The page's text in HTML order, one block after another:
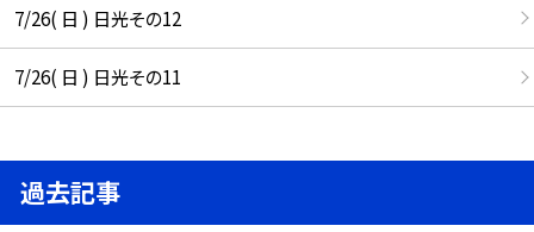
7/26( 日 ) 日光その12
7/26( 日 ) 日光その11
過去記事